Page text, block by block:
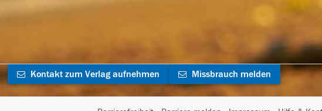
Kontakt zum Verlag aufnehmen Missbrauch melden